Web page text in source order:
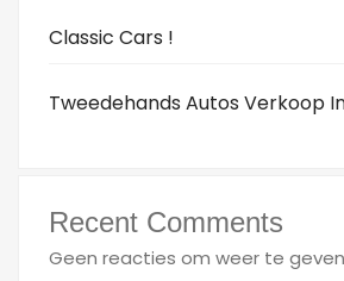
Classic Cars !
Tweedehands Autos Verkoop
Recent Comments
Geen reacties om weer te